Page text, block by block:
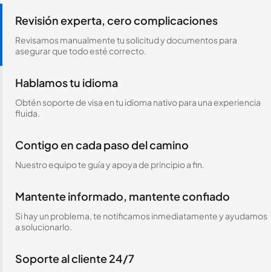
Revisión experta, cero complicaciones
Revisamos manualmente tu solicitud y documentos para
asegurar que todo esté correcto.
Hablamos tu idioma
Obtén soporte de visa en tu idioma nativo para una experiencia
fluida.
Contigo en cada paso del camino
Nuestro equipo te guía y apoya de principio a fin.
Mantente informado, mantente confiado
Si hay un problema, te notificamos inmediatamente y ayudamos
a solucionarlo.
Soporte al cliente 24/7